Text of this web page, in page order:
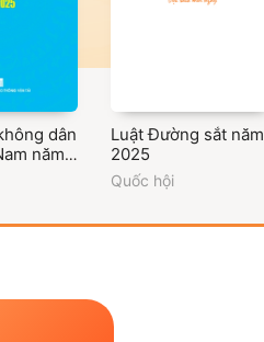
dân
năm
Luật Đường sắt năm
2025
Quốc hội